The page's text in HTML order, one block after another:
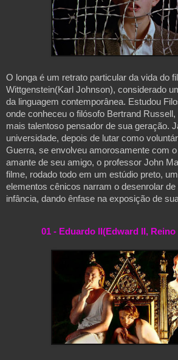
O longa é um retrato particular da vida do
Wittgenstein(Karl Johnson), considerado
da linguagem contemporânea. Estudou
onde conheceu o filósofo Bertrand
mais talentoso pensador de sua geração.
universidade, depois de lutar como
Guerra, se envolveu amorosamente com
amante de seu amigo, o professor John
filme, rodado todo em um estúdio preto,
elementos cênicos narram o desenrolar
infância, dando ênfase na exposição de
01 - Eduardo II(Edward II, Reino